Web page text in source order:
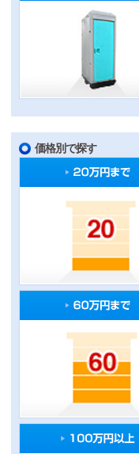
価格別で探す